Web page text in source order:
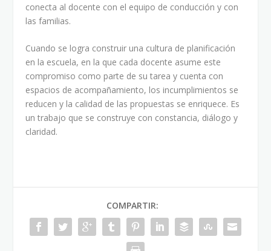
conecta al docente con el equipo de conducción y con
las familias.
Cuando se logra construir una cultura de planificación
en la escuela, en la que cada docente asume este
compromiso como parte de su tarea y cuenta con
espacios de acompañamiento, los incumplimientos se
reducen y la calidad de las propuestas se enriquece. Es
un trabajo que se construye con constancia, diálogo y
claridad.
COMPARTIR: